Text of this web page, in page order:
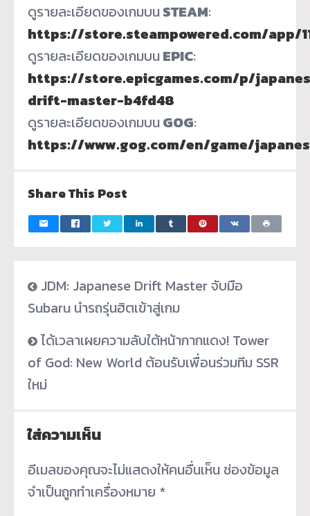
ดูรายละเอียดของเกมบนSTEAM:
https://store.steampowered.com/app/
ดูรายละเอียดของเกมบนEPIC:
https://store.epicgames.com/p/
drift-master-b4fd48
ดูรายละเอียดของเกมบนGOG:
https://www.gog.com/en/game/
Share This Post
JDM: Japanese Drift Master จับมือ
Subaru นำรถรุ่นฮิตเข้าสู่เกม
ได้เวลาเผยความลับใต้หน้ากากแดง! Tower
of God: New World ต้อนรับเพื่อนร่วมทีม SSR
ใหม่
ใส่ความเห็น
อีเมลของคุณจะไม่แสดงให้คนอื่นเห็น ช่องข้อมูล
จำเป็นถูกทำเครื่องหมาย *